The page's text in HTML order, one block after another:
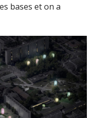
bases et on a